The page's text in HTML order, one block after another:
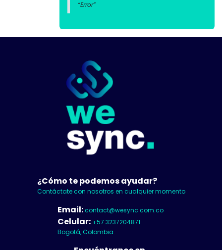
“Error”
¿Cómo te podemos ayudar?
Contáctate con nosotros en cualquier momento
Email:contact@wesync.com.co
Celular: +57 3237204871
Bogotá, Colombia